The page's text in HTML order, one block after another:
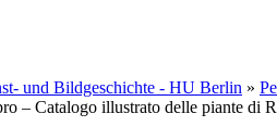
und Bildgeschichte - HU Berlin »
– Catalogo illustrato delle piante di